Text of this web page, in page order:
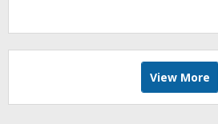
View More